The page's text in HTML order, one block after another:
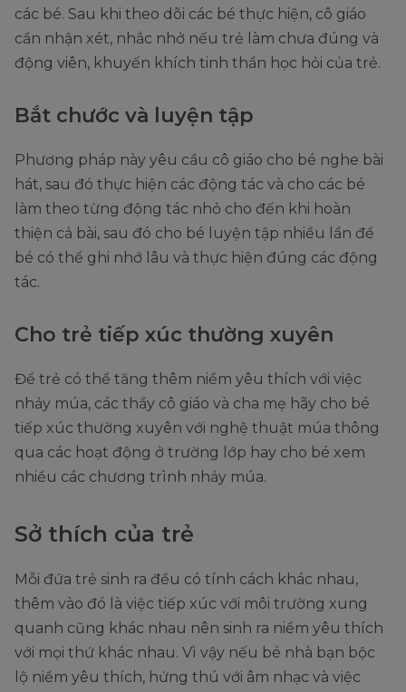
các bé. Sau khi theo dõi các bé thực hiện, cô giáo
cần nhận xét, nhắc nhở nếu trẻ làm chưa đúng và
động viên, khuyến khích tinh thần học hỏi của trẻ.
Bắt chước và luyện tập
Phương pháp này yêu cầu cô giáo cho bé nghe bài
hát, sau đó thực hiện các động tác và cho các bé
làm theo từng động tác nhỏ cho đến khi hoàn
thiện cả bài, sau đó cho bé luyện tập nhiều lần để
bé có thể ghi nhớ lâu và thực hiện đúng các động
tác.
Cho trẻ tiếp xúc thường xuyên
Để trẻ có thể tăng thêm niềm yêu thích với việc
nhảy múa, các thầy cô giáo và cha mẹ hãy cho bé
tiếp xúc thường xuyên với nghệ thuật múa thông
qua các hoạt động ở trường lớp hay cho bé xem
nhiều các chương trình nhảy múa.
Sở thích của trẻ
Mỗi đứa trẻ sinh ra đều có tính cách khác nhau,
thêm vào đó là việc tiếp xúc với môi trường xung
quanh cũng khác nhau nên sinh ra niềm yêu thích
với mọi thứ khác nhau. Vì vậy nếu bé nhà bạn bộc
lộ niềm yêu thích, hứng thú với âm nhạc và việc